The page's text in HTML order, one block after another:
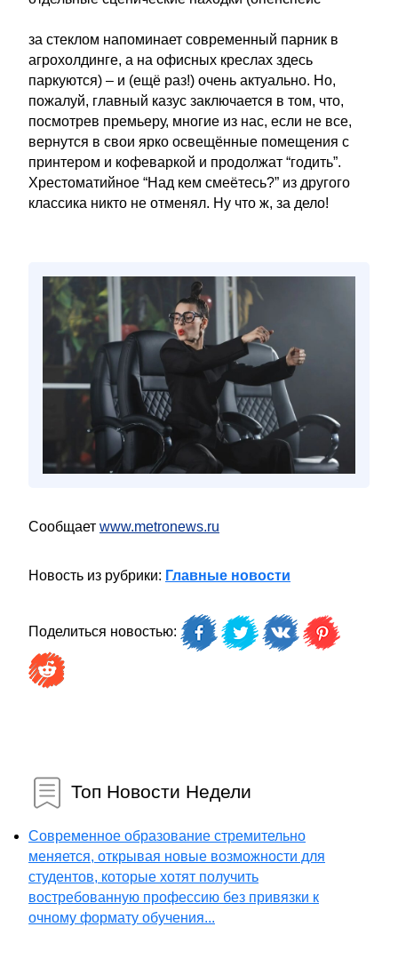
за стеклом напоминает современный парник в
агрохолдинге, а на офисных креслах здесь
паркуются) – и (ещё раз!) очень актуально. Но,
пожалуй, главный казус заключается в том, что,
посмотрев премьеру, многие из нас, если не все,
вернутся в свои ярко освещённые помещения с
принтером и кофеваркой и продолжат “годить”.
Хрестоматийное “Над кем смеётесь?” из другого
классика никто не отменял. Ну что ж, за дело!
Сообщает www.metronews.ru
Новость из рубрики: Главные новости
Поделиться новостью:
Топ Новости Недели
Современное образование стремительно
меняется, открывая новые возможности для
студентов, которые хотят получить
востребованную профессию без привязки к
очному формату обучения...